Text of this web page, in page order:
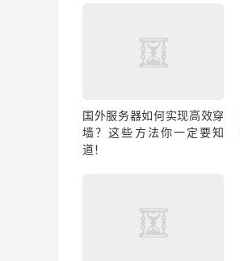
国外服务器如何实现高效穿
墙？这些方法你一定要知
道！